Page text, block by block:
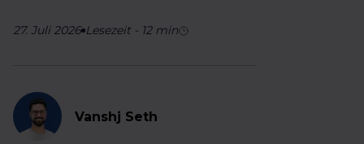
27. Juli 2026 Lesezeit - 12min
Vanshj Seth